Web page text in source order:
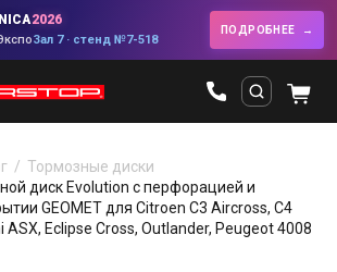
2026
Зал 7 · стенд №7-518
ПОДРОБНЕЕ
Тормозные диски
диск Evolution с перфорацией и
GEOMET для Citroen C3 Aircross, C4
Eclipse Cross, Outlander, Peugeot 4008